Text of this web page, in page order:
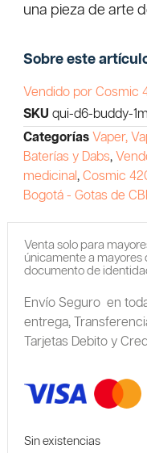
una pieza de arte
Sobre este
Vendido por Cosmic
SKU qui-d6-buddy-1ml
Categorías Vaper,
Baterías y Dabs,
medicinal, Cosmic
Bogotá - Gotas de
Venta solo para
únicamente a mayores
documento de
Envío Seguro en
entrega,
Tarjetas Debito y
Sin existencias